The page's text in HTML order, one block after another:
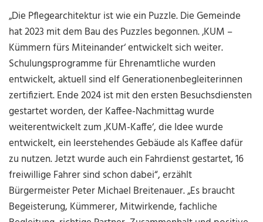
„Die Pflegearchitektur ist wie ein Puzzle. Die Gemeinde
hat 2023 mit dem Bau des Puzzles begonnen. ‚KUM –
Kümmern fürs Miteinander‘ entwickelt sich weiter.
Schulungsprogramme für Ehrenamtliche wurden
entwickelt, aktuell sind elf Generationenbegleiterinnen
zertifiziert. Ende 2024 ist mit den ersten Besuchsdiensten
gestartet worden, der Kaffee-Nachmittag wurde
weiterentwickelt zum ‚KUM-Kaffe‘, die Idee wurde
entwickelt, ein leerstehendes Gebäude als Kaffee dafür
zu nutzen. Jetzt wurde auch ein Fahrdienst gestartet, 16
freiwillige Fahrer sind schon dabei“, erzählt
Bürgermeister Peter Michael Breitenauer. „Es braucht
Begeisterung, Kümmerer, Mitwirkende, fachliche